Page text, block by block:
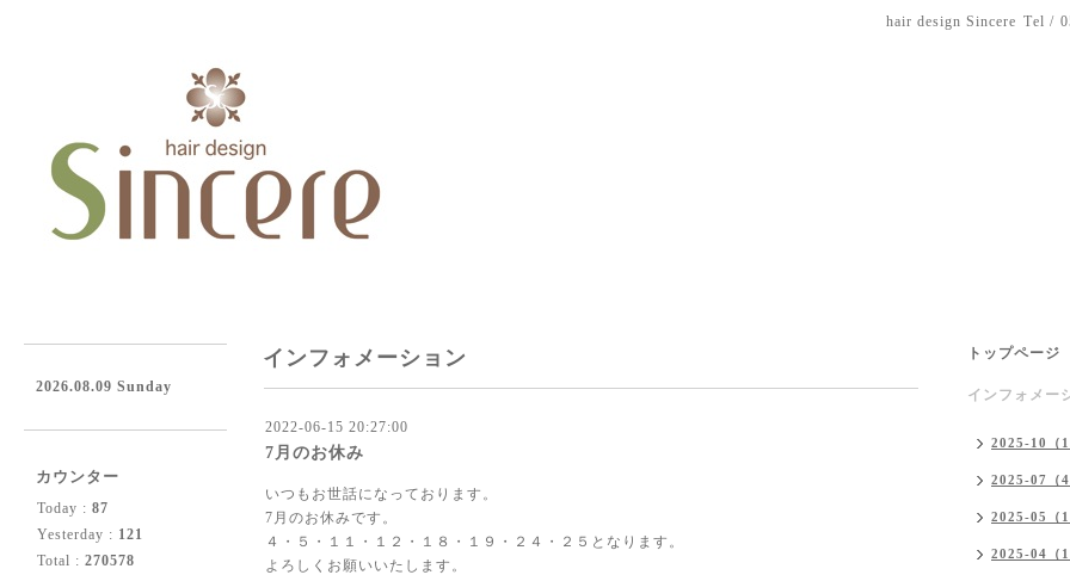
hair design Sincere Tel /
インフォメーション
2022-06-15 20:27:00
7月のお休み
いつもお世話になっております。
7月のお休みです。
４・５・１１・１２・１８・１９・２４・２５となります。
よろしくお願いいたします。
トップページ
インフォメー
2025-10（1
2025-07（4
2025-05（1
2025-04（1
2026.08.09 Sunday
カウンター
Today : 87
Yesterday : 121
Total : 270578